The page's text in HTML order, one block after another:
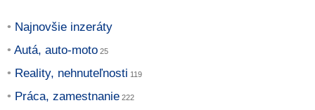
Najnovšie inzeráty
Autá, auto-moto
Reality, nehnuteľnosti
Práca, zamestnanie